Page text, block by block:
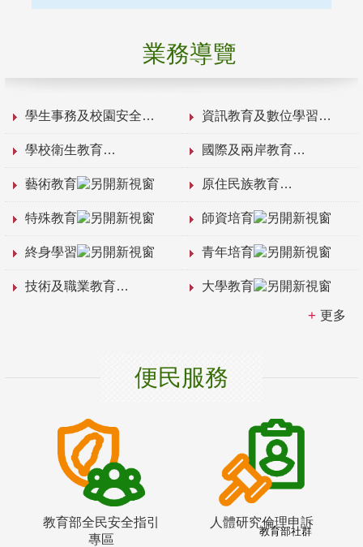
業務導覽
學生事務及校園安全 資訊教育及數位學習
學校衛生教育 國際及兩岸教育
藝術教育 原住民族教育
特殊教育 師資培育
終身學習 青年培育
技術及職業教育 大學教育
更多
便民服務
教育部全民安全指引
專區
人體研究倫理申訴
教育部社群